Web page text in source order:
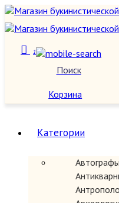
Поиск
1
Корзина
Категории